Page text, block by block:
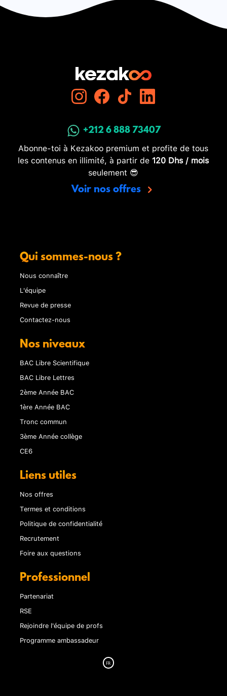
+212 6 888 73407
Abonne-toi à Kezakoo premium et profite de tous
les contenus en illimité, à partir de 120 Dhs / mois
seulement 😎
Voir nos offres
Qui sommes-nous ?
Nous connaître
L'équipe
Revue de presse
Contactez-nous
Nos niveaux
BAC Libre Scientifique
BAC Libre Lettres
2ème Année BAC
1ère Année BAC
Tronc commun
3ème Année collège
CE6
Liens utiles
Nos offres
Termes et conditions
Politique de confidentialité
Recrutement
Foire aux questions
Professionnel
Partenariat
RSE
Rejoindre l'équipe de profs
Programme ambassadeur